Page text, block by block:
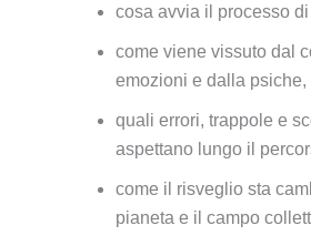
cosa avvia il processo
come viene vissuto dal
emozioni e dalla psiche,
quali errori, trappole e
aspettano lungo il
come il risveglio sta
pianeta e il campo